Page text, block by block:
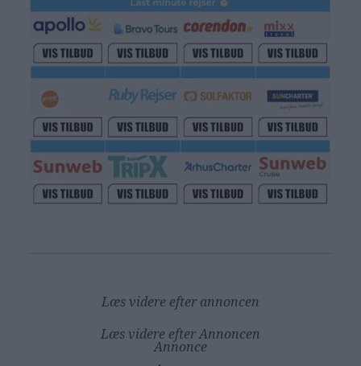
Læs videre efter annoncen
Læs videre efter Annoncen
Annonce